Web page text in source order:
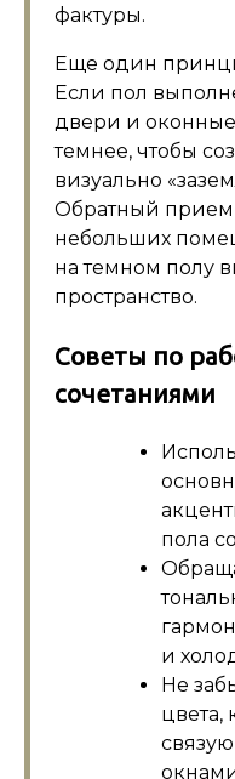
фактуры.
Еще один
Если пол
двери и
темнее, чтобы
визуально
Обратный прием
небольших
на темном полу
пространство.
Советы по
сочетаниями
пола
и
Не
цвета,